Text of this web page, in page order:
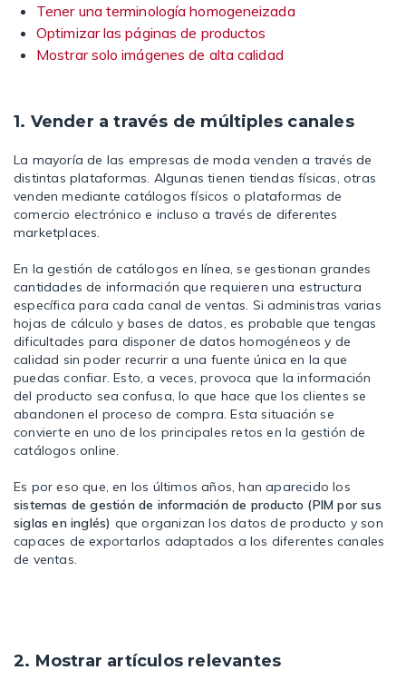
Tener una terminología homogeneizada
Optimizar las páginas de productos
Mostrar solo imágenes de alta calidad
1. Vender a través de múltiples canales
La mayoría de las empresas de moda venden a través de
distintas plataformas. Algunas tienen tiendas físicas, otras
venden mediante catálogos físicos o plataformas de
comercio electrónico e incluso a través de diferentes
marketplaces.
En la gestión de catálogos en línea, se gestionan grandes
cantidades de información que requieren una estructura
específica para cada canal de ventas. Si administras varias
hojas de cálculo y bases de datos, es probable que tengas
dificultades para disponer de datos homogéneos y de
calidad sin poder recurrir a una fuente única en la que
puedas confiar. Esto, a veces, provoca que la información
del producto sea confusa, lo que hace que los clientes se
abandonen el proceso de compra. Esta situación se
convierte en uno de los principales retos en la gestión de
catálogos online.
Es por eso que, en los últimos años, han aparecido los
sistemas de gestión de información de producto (PIM por sus
siglas en inglés) que organizan los datos de producto y son
capaces de exportarlos adaptados a los diferentes canales
de ventas.
2. Mostrar artículos relevantes